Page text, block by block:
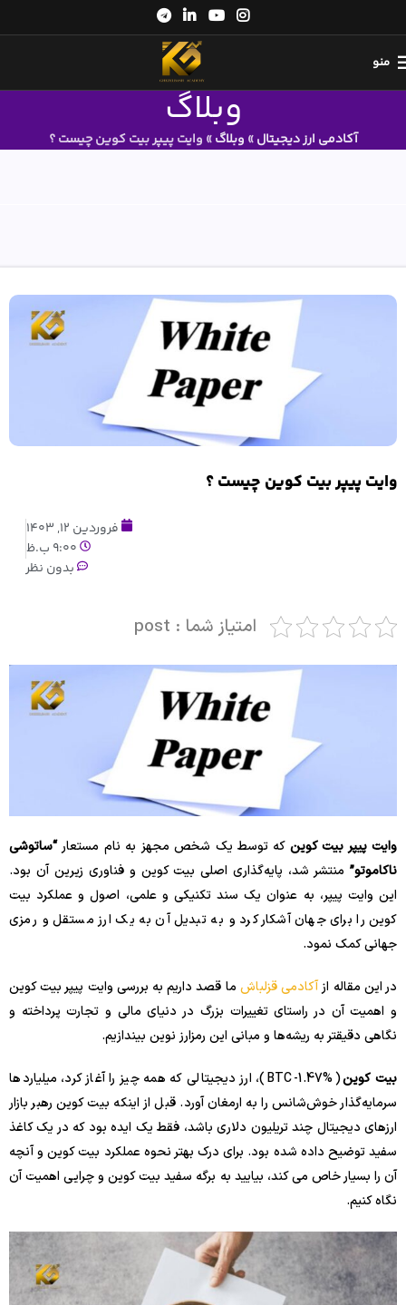
منو
وبلاگ
آکادمی ارز دیجیتال» وبلاگ» وایت پیپر بیت کوین چیست ؟
وایت پیپر بیت کوین چیست ؟
فروردین 12, 1403
9:00 ب.ظ
بدون نظر
امتیاز شما : post
وایت پیپر بیت کوین که توسط یک شخص مجهز به نام مستعار “ساتوشی
ناکاموتو” منتشر شد، پایه‌گذاری اصلی بیت کوین و فناوری زیرین آن بود.
این وایت پیپر، به عنوان یک سند تکنیکی و علمی، اصول و عملکرد بیت
کوین را برای جهان آشکار کرد و به تبدیل آن به یک ارز مستقل و رمزی
جهانی کمک نمود.
در این مقاله ازآکادمی قزلباش ما قصد داریم به بررسی وایت پیپر بیت کوین
و اهمیت آن در راستای تغییرات بزرگ در دنیای مالی و تجارت پرداخته و
نگاهی دقیقتر به ریشه‌ها و مبانی این رمزارز نوین بیندازیم.
بیت کوین(
BTC-1.47%
)، ارز دیجیتالی که همه چیز را آغاز کرد، میلیاردها
سرمایه‌گذار خوش‌شانس را به ارمغان آورد. قبل از اینکه بیت کوین رهبر بازار
ارزهای دیجیتال چند تریلیون دلاری باشد، فقط یک ایده بود که در یک کاغذ
سفید توضیح داده شده بود. برای درک بهتر نحوه عملکرد بیت کوین و آنچه
آن را بسیار خاص می کند، بیایید به برگه سفید بیت کوین و چرایی اهمیت آن
نگاه کنیم.